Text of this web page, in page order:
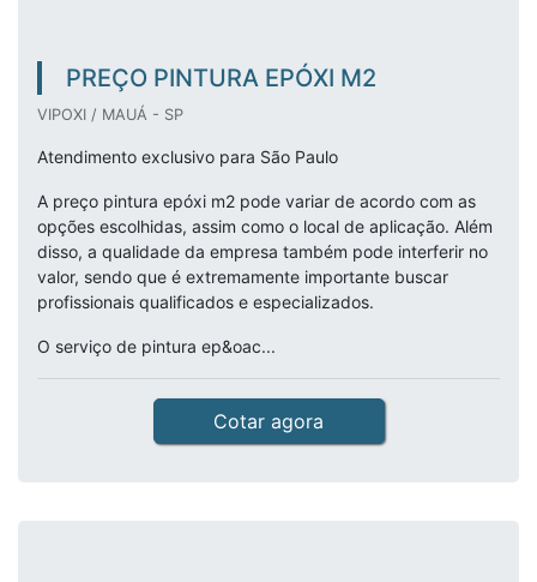
PREÇO PINTURA EPÓXI M2
VIPOXI / MAUÁ - SP
Atendimento exclusivo para São Paulo
A preço pintura epóxi m2 pode variar de acordo com as
opções escolhidas, assim como o local de aplicação. Além
disso, a qualidade da empresa também pode interferir no
valor, sendo que é extremamente importante buscar
profissionais qualificados e especializados.
O serviço de pintura ep&oac...
Cotar agora